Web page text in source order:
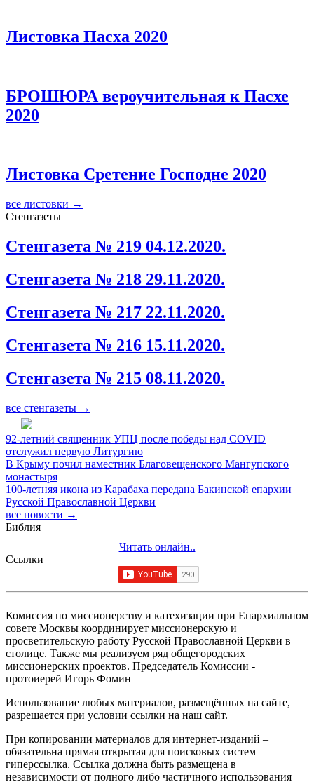
Листовка Пасха 2020
БРОШЮРА вероучительная к Пасхе
2020
Листовка Сретение Господне 2020
все листовки →
Стенгазеты
Стенгазета № 219 04.12.2020.
Стенгазета № 218 29.11.2020.
Стенгазета № 217 22.11.2020.
Стенгазета № 216 15.11.2020.
Стенгазета № 215 08.11.2020.
все стенгазеты →
92-летний священник УПЦ после победы над COVID
отслужил первую Литургию
В Крыму почил наместник Благовещенского Мангупского
монастыря
100-летняя икона из Карабаха передана Бакинской епархии
Русской Православной Церкви
все новости →
Библия
Читать онлайн..
Ссылки
Комиссия по миссионерству и катехизации при Епархиальном
совете Москвы координирует миссионерскую и
просветительскую работу Русской Православной Церкви в
столице. Также мы реализуем ряд общегородских
миссионерских проектов. Председатель Комиссии -
протоиерей Игорь Фомин
Использование любых материалов, размещённых на сайте,
разрешается при условии ссылки на наш сайт.
При копировании материалов для интернет-изданий –
обязательна прямая открытая для поисковых систем
гиперссылка. Ссылка должна быть размещена в
независимости от полного либо частичного использования